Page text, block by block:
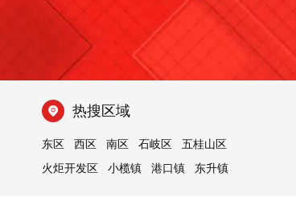
热搜区域
东区 西区 南区 石岐区
五桂山区
火炬开发区
小榄镇 港口镇
东升镇